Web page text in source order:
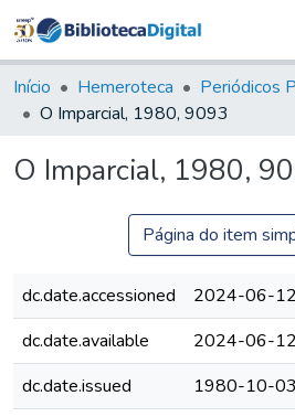
&
Coleções
Tudo na
Digital
Início Hemeroteca Periódicos
O Imparcial, 1980, 9093
O Imparcial, 1980,
Página do item
dc.date.accessioned
2024-06-
dc.date.available
2024-06-
dc.date.issued
1980-10-03